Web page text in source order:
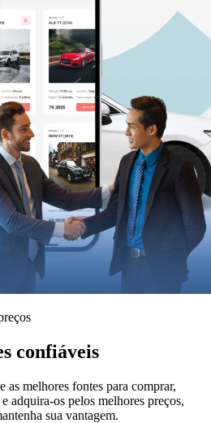
confiáveis
as melhores fontes para comprar,
adquira-os pelos melhores preços,
sua vantagem.